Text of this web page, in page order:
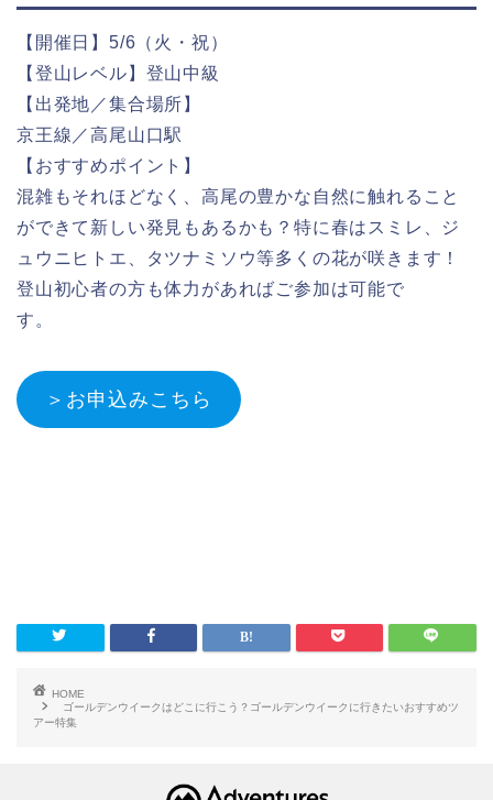
【開催日】5/6（火・祝）
【登山レベル】登山中級
【出発地／集合場所】
京王線／高尾山口駅
【おすすめポイント】
混雑もそれほどなく、高尾の豊かな自然に触れること
ができて新しい発見もあるかも？特に春はスミレ、ジ
ュウニヒトエ、タツナミソウ等多くの花が咲きます！
登山初心者の方も体力があればご参加は可能で
す。
＞お申込みこちら
HOME
ゴールデンウイークはどこに行こう？ゴールデンウイークに行きたいおすすめツ
アー特集